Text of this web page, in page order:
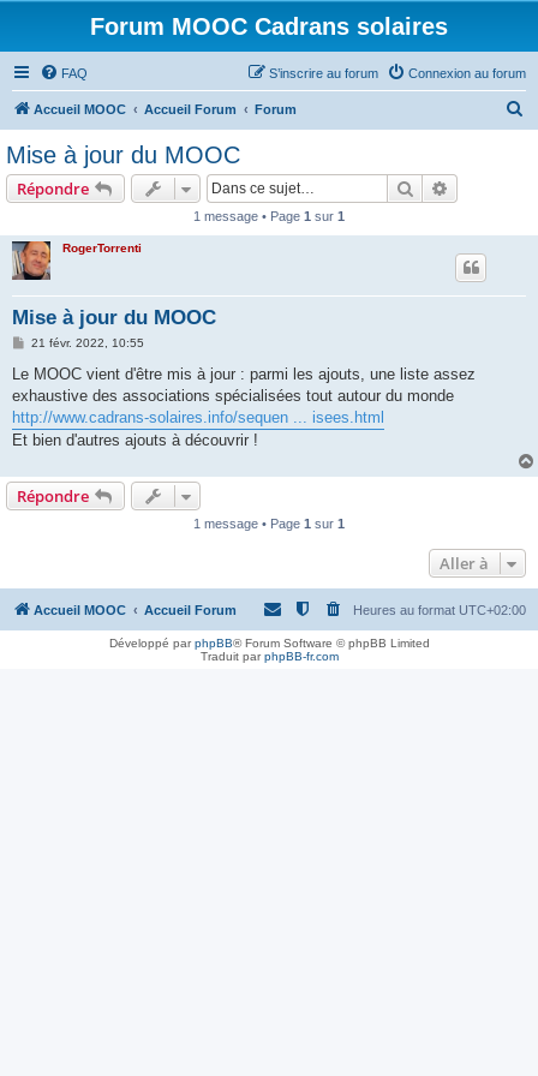
Forum MOOC Cadrans solaires
FAQ Connexion au forum
S’inscrire au forum
Accueil MOOC Accueil Forum Forum
Mise à jour du MOOC
Répondre Rechercher
1 message • Page 1 sur 1
RogerTorrenti
Mise à jour du MOOC
M
s
a
g
e
21 févr. 2022, 10:55
Le MOOC vient d'être mis à jour : parmi les ajouts, une liste assez
exhaustive des associations spécialisées tout autour du monde
http://www.cadrans-solaires.info/sequen ... isees.html
Et bien d'autres ajouts à découvrir !
Répondre
1 message • Page 1 sur 1
Aller à
Accueil MOOC Accueil Forum Heures au format UTC+02:00
Développé parphpBB® Forum Software © phpBB Limited
Traduit parphpBB-fr.com